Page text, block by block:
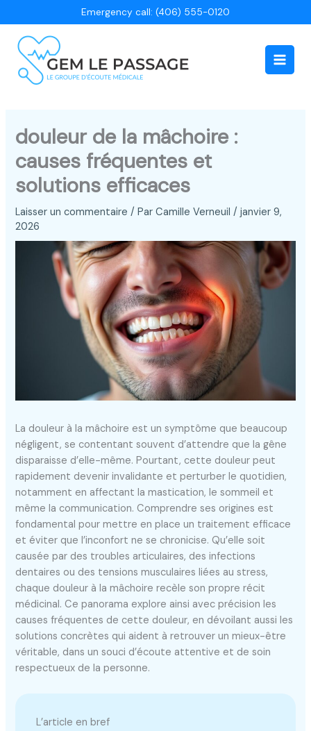
au
contenu
Emergency call: (406) 555-0120
Main
douleur de la mâchoire :
causes fréquentes et
solutions efficaces
Laisser un commentaire / ParCamille Verneuil/janvier 9,
2026
La douleur à la mâchoire est un symptôme que beaucoup
négligent, se contentant souvent d’attendre que la gêne
disparaisse d’elle-même. Pourtant, cette douleur peut
rapidement devenir invalidante et perturber le quotidien,
notamment en affectant la mastication, le sommeil et
même la communication. Comprendre ses origines est
fondamental pour mettre en place un traitement efficace
et éviter que l’inconfort ne se chronicise. Qu’elle soit
causée par des troubles articulaires, des infections
dentaires ou des tensions musculaires liées au stress,
chaque douleur à la mâchoire recèle son propre récit
médicinal. Ce panorama explore ainsi avec précision les
causes fréquentes de cette douleur, en dévoilant aussi les
solutions concrètes qui aident à retrouver un mieux-être
véritable, dans un souci d’écoute attentive et de soin
respectueux de la personne.
L’article en bref